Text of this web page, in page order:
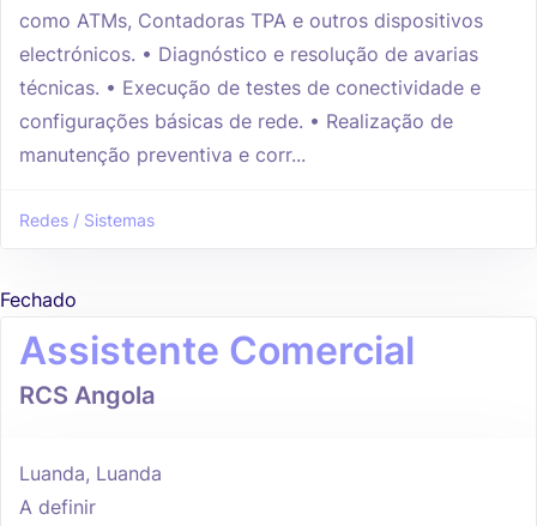
como ATMs, Contadoras TPA e outros dispositivos
electrónicos. • Diagnóstico e resolução de avarias
técnicas. • Execução de testes de conectividade e
configurações básicas de rede. • Realização de
manutenção preventiva e corr...
Redes / Sistemas
Fechado
Assistente Comercial
RCS Angola
Luanda, Luanda
A definir